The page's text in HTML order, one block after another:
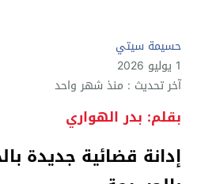
حسيمة سيتي
1 يوليو 2026
آخر تحديث : منذ شهر واحد
بقلم: بدر الهواري
إدانة قضائية جديدة